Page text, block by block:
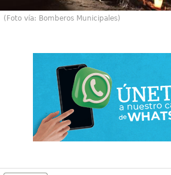
(Foto vía: Bomberos Municipales)